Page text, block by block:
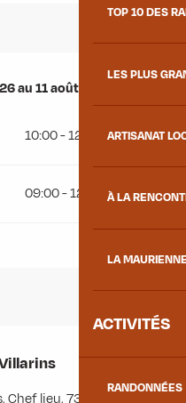
TOP 10 DES
LES PLUS
ARTISANAT
À LA
LA
ACTIVITÉS
RANDONNÉES
au11 août 2026
au11 août 2026
10:00 - 12:00 14:00 -
09:00 - 12:00 14:00 -
Chef lieu, 73130 Saint-